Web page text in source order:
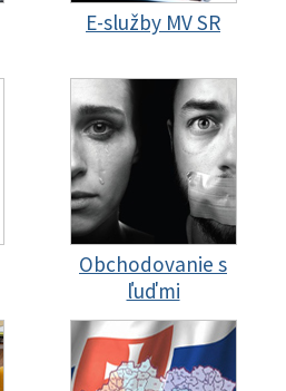
E-služby MV SR
Obchodovanie s
ľuďmi